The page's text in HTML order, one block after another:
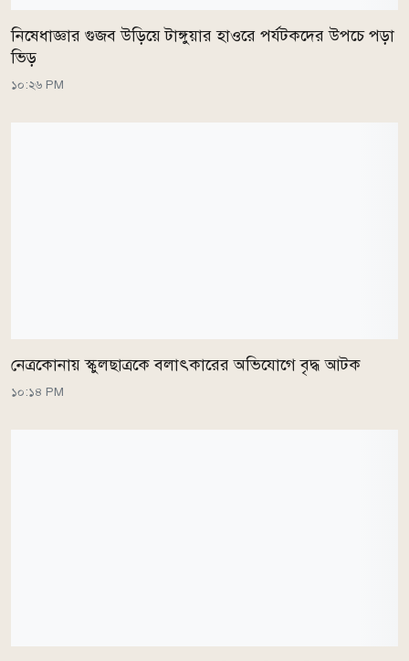
নিষেধাজ্ঞার গুজব উড়িয়ে টাঙ্গুয়ার হাওরে পর্যটকদের উপচে পড়া
ভিড়
১০:২৬ PM
নেত্রকোনায় স্কুলছাত্রকে বলাৎকারের অভিযোগে বৃদ্ধ আটক
১০:১৪ PM